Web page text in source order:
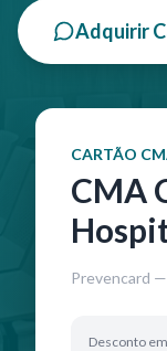
Adquirir
CARTÃO
CMA
Prevencard
Desconto